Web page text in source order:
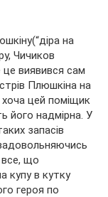
на
Чичиков
виявився сам
Плюшкіна на
хоча цей поміщик
його надмірна. У
запасів
все, що
купу в кутку
героя по